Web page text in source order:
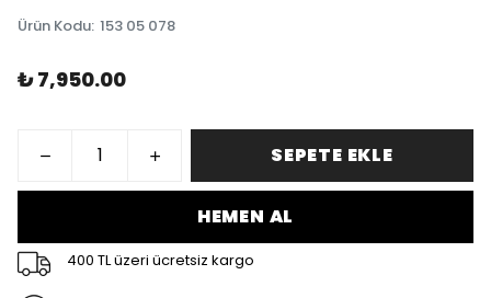
Ürün Kodu: 153 05 078
₺ 7,950.00
SEPETE EKLE
HEMEN AL
400 TL üzeri ücretsiz kargo